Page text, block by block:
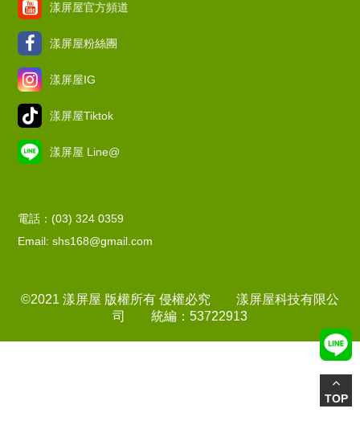
漾屏屋官方頻道
漾屏屋粉絲團
漾屏屋IG
漾屏屋Tiktok
漾屏屋 Line@
電話：(03) 324 0359
Email: shs168@gmail.com
©2021 漾屏屋 版權所有 侵權必究 漾屏屋科技有限公
司 統編：53722913
TOP